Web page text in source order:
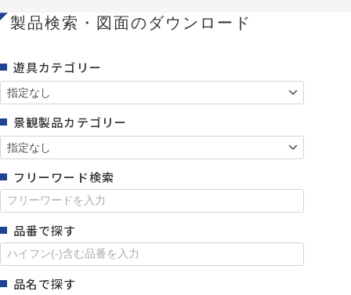
製品検索・図面のダウンロード
遊具カテゴリー
景観製品カテゴリー
フリーワード検索
品番で探す
品名で探す